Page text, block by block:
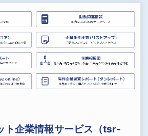
ト企業情報サービス（tsr-